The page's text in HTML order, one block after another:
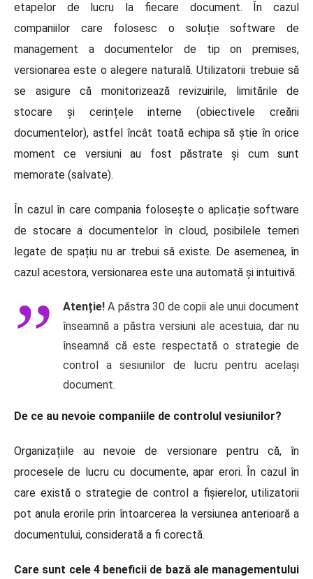
etapelor de lucru la fiecare document. În cazul
companiilor care folosesc o soluție software de
management a documentelor de tip on premises,
versionarea este o alegere naturală. Utilizatorii trebuie să
se asigure că monitorizează revizuirile, limitările de
stocare și cerințele interne (obiectivele creării
documentelor), astfel încât toată echipa să știe în orice
moment ce versiuni au fost păstrate și cum sunt
memorate (salvate).
În cazul în care compania folosește o aplicație software
de stocare a documentelor în cloud, posibilele temeri
legate de spațiu nu ar trebui să existe. De asemenea, în
cazul acestora, versionarea este una automată și intuitivă.
Atenție! A păstra 30 de copii ale unui document
înseamnă a păstra versiuni ale acestuia, dar nu
înseamnă că este respectată o strategie de
control a sesiunilor de lucru pentru același
document.
De ce au nevoie companiile de controlul vesiunilor?
Organizațiile au nevoie de versionare pentru că, în
procesele de lucru cu documente, apar erori. În cazul în
care există o strategie de control a fișierelor, utilizatorii
pot anula erorile prin întoarcerea la versiunea anterioară a
documentului, considerată a fi corectă.
Care sunt cele 4 beneficii de bază ale managementului